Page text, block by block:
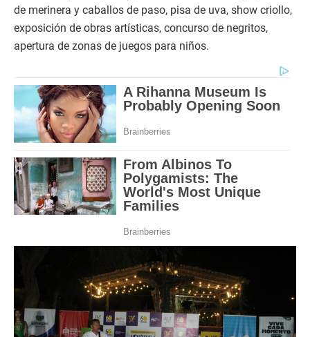
de merinera y caballos de paso, pisa de uva, show criollo,
exposición de obras artísticas, concurso de negritos,
apertura de zonas de juegos para niños.